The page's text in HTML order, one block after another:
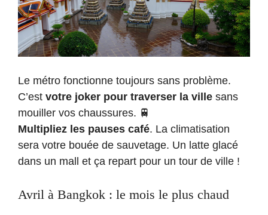
Le métro fonctionne toujours sans problème.
C’est votre joker pour traverser la ville sans
mouiller vos chaussures. 🚆
Multipliez les pauses café. La climatisation
sera votre bouée de sauvetage. Un latte glacé
dans un mall et ça repart pour un tour de ville !
Avril à Bangkok : le mois le plus chaud